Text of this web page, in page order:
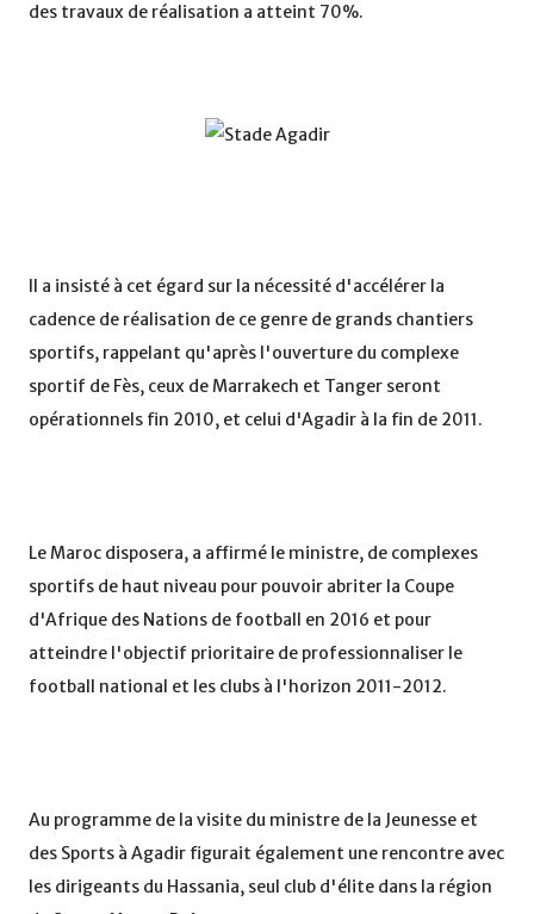
des travaux de réalisation a atteint 70%.
Il a insisté à cet égard sur la nécessité d'accélérer la
cadence de réalisation de ce genre de grands chantiers
sportifs, rappelant qu'après l'ouverture du complexe
sportif de Fès, ceux de Marrakech et Tanger seront
opérationnels fin 2010, et celui d'Agadir à la fin de 2011.
Le Maroc disposera, a affirmé le ministre, de complexes
sportifs de haut niveau pour pouvoir abriter la Coupe
d'Afrique des Nations de football en 2016 et pour
atteindre l'objectif prioritaire de professionnaliser le
football national et les clubs à l'horizon 2011-2012.
Au programme de la visite du ministre de la Jeunesse et
des Sports à Agadir figurait également une rencontre avec
les dirigeants du Hassania, seul club d'élite dans la région